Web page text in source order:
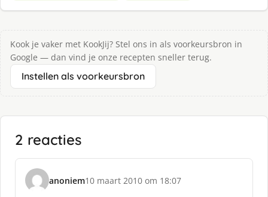
Kook je vaker met KookJij? Stel ons in als voorkeursbron in
Google — dan vind je onze recepten sneller terug.
Instellen als voorkeursbron
2 reacties
anoniem
s
10 maart 2010 om 18:07